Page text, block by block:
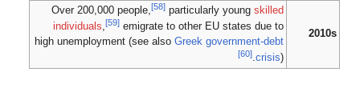
2010s
Over 200,000 people, [58] particularly youngskilled
individuals, [59] emigrate to other EU states due to
high unemployment (see alsoGreek government-debt
crisis).
[60]